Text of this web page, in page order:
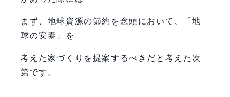
まず、地球資源の節約を念頭において、「地
球の安泰」を
考えた家づくりを提案するべきだと考えた次
第です。